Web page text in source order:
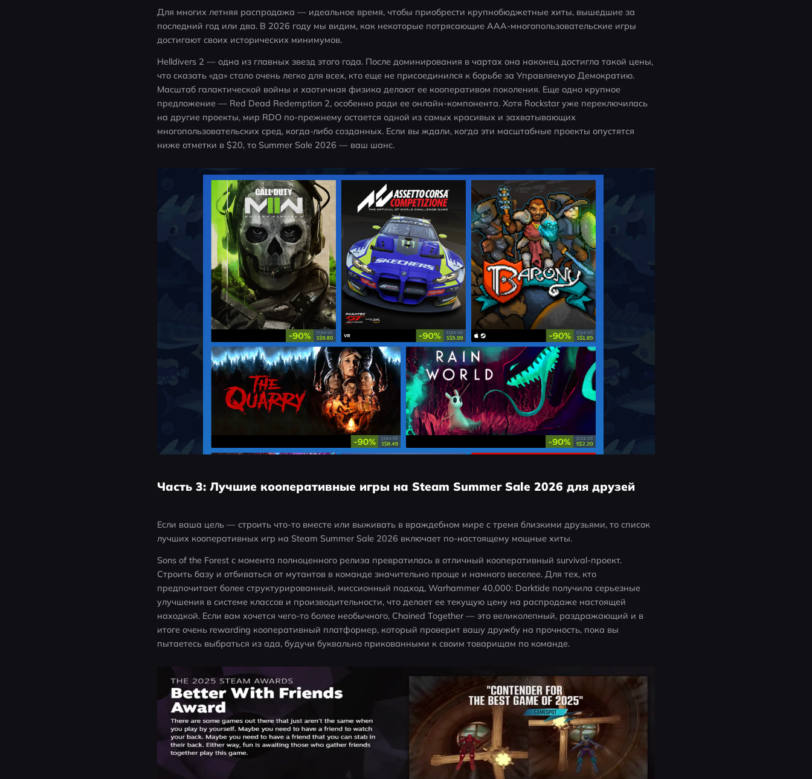
Для многих летняя распродажа — идеальное время, чтобы приобрести крупнобюджетные хиты, вышедшие за
последний год или два. В 2026 году мы видим, как некоторые потрясающие AAA-многопользовательские игры
достигают своих исторических минимумов.
Helldivers 2 — одна из главных звезд этого года. После доминирования в чартах она наконец достигла такой цены,
что сказать «да» стало очень легко для всех, кто еще не присоединился к борьбе за Управляемую Демократию.
Масштаб галактической войны и хаотичная физика делают ее кооперативом поколения. Еще одно крупное
предложение — Red Dead Redemption 2, особенно ради ее онлайн-компонента. Хотя Rockstar уже переключилась
на другие проекты, мир RDO по-прежнему остается одной из самых красивых и захватывающих
многопользовательских сред, когда-либо созданных. Если вы ждали, когда эти масштабные проекты опустятся
ниже отметки в $20, то Summer Sale 2026 — ваш шанс.
Часть 3: Лучшие кооперативные игры на Steam Summer Sale 2026 для друзей
Если ваша цель — строить что-то вместе или выживать в враждебном мире с тремя близкими друзьями, то список
лучших кооперативных игр на Steam Summer Sale 2026 включает по-настоящему мощные хиты.
Sons of the Forest с момента полноценного релиза превратилась в отличный кооперативный survival-проект.
Строить базу и отбиваться от мутантов в команде значительно проще и намного веселее. Для тех, кто
предпочитает более структурированный, миссионный подход, Warhammer 40,000: Darktide получила серьезные
улучшения в системе классов и производительности, что делает ее текущую цену на распродаже настоящей
находкой. Если вам хочется чего-то более необычного, Chained Together — это великолепный, раздражающий и в
итоге очень rewarding кооперативный платформер, который проверит вашу дружбу на прочность, пока вы
пытаетесь выбраться из ада, будучи буквально прикованными к своим товарищам по команде.